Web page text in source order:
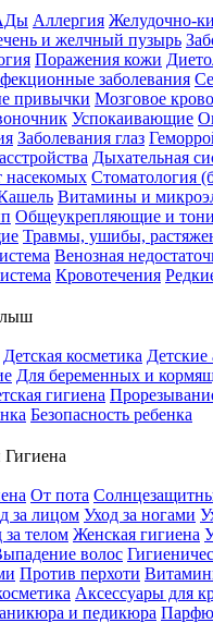
Аллергия Желудочно-
и желчный пузырь
Поражения кожи
заболевания
привычки Мозговое
Успокаивающие
Заболевания глаз
Дыхательная
насекомых Стоматология
Витамины и
Общеукрепляющие и
Травмы, ушибы,
Венозная
Кровотечения
Детская косметика Детские
Для беременных и
гигиена
Безопасность ребенка
Гигиена
От пота
за лицом Уход за ногами
за телом Женская гигиена
волос
Против перхоти
Аксессуары для
и педикюра